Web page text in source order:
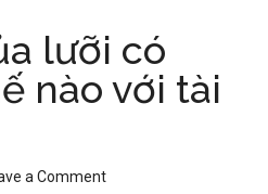
lưỡi có
nào với tài
a Comment